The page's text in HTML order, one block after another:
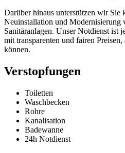
Darüber hinaus unterstützen wir Sie
Neuinstallation und Modernisierung
Sanitäranlagen. Unser Notdienst ist
mit transparenten und fairen
können.
Verstopfungen
Toiletten
Waschbecken
Rohre
Kanalisation
Badewanne
24h Notdienst